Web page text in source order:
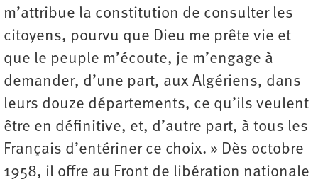
m’attribue la constitution de consulter les
citoyens, pourvu que Dieu me prête vie et
que le peuple m’écoute, je m’engage à
demander, d’une part, aux Algériens, dans
leurs douze départements, ce qu’ils veulent
être en définitive, et, d’autre part, à tous les
Français d’entériner ce choix. » Dès octobre
1958, il offre au Front de libération nationale